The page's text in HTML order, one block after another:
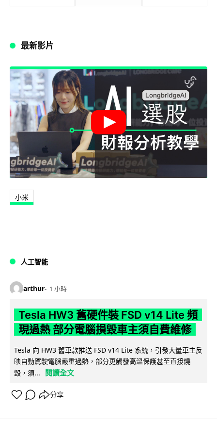
最新影片
小米
人工智能
arthur 1 小時
Tesla HW3 舊硬件裝 FSD v14 Lite 頻
現過熱 部分電腦損毀車主須自費維修
Tesla 向 HW3 舊車款推送 FSD v14 Lite 系統，引發大量車主反
映自動駕駛電腦嚴重過熱，部分更觸發高溫保護甚至直接燒
毀，須...
閱讀全文
分享